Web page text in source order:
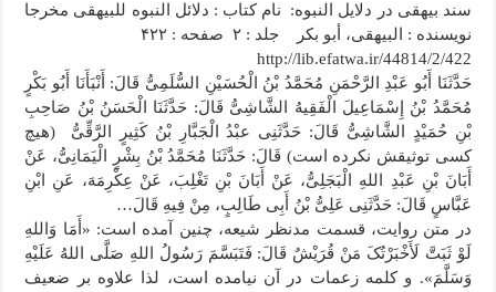
سند بیهقی در دلایل النبوه: نام کتاب : دلائل النبوه للبیهقی مخرجا
نویسنده : البیهقی، أبو بکر جلد : ۲ صفحه : ۴۲۲
http://lib.efatwa.ir/44814/2/422
حَدَّثَنَا أَبُو عَبْدِ الرَّحْمَنِ مُحَمَّدُ بْنُ الْحُسَیْنِ السُّلَمِیُّ قَالَ: أَنْبَأَنَا أَبُو بَکْرٍ
مُحَمَّدُ بْنُ إِسْمَاعِیلَ الْفَقِیهُ الشَّاشِیُّ قَالَ: حَدَّثَنَا الْحَسَنُ بْنُ صَاحِبِ
بْنِ حُمَیْدٍ الشَّاشِیُّ قَالَ: حَدَّثَنِی عبْدُ الْجَبَّارِ بْنُ کَثِیرٍ الرَّقِّیُّ (هیچ
کسی توثیقش نکرده است) قَالَ: حَدَّثَنَا مُحَمَّدُ بْنُ بِشْرٍ الْیَمَانِیُّ، عَنْ
أَبَانَ بْنِ عَبْدِ اللهِ الْبَجَلِیُّ، عَنْ أَبَانَ بْنِ تَغْلِبَ، عَنْ عِکْرِمَهَ، عَنِ ابْنِ
عَبَّاسٍ قَالَ: حَدَّثَنِی عَلِیُّ بْنُ أَبِی طَالِبٍ، مِنْ فِیهِ قَالَ…
در متن روایت، قسمت مدنظر شیعه، چنین آمده است: «أَمَا وَاللهِ
لَوْ ثَبَتَّ لَأَخْبَرْتُکَ مَنْ قُرَیْشٌ قَالَ: فَتَبَسَّمَ رَسُولُ اللهِ صَلَّى اللهُ عَلَیْهِ
وَسَلَّمَ». و کلمه زعمات در آن نیامده است، لذا علاوه بر ضعیف